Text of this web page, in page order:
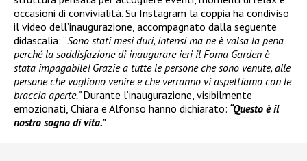
occasioni di convivialità. Su Instagram la coppia ha condiviso
il video dell’inaugurazione, accompagnato dalla seguente
didascalia: “Sono stati mesi duri, intensi ma ne è valsa la pena
perché la soddisfazione di inaugurare ieri il Foma Garden è
stata impagabile! Grazie a tutte le persone che sono venute, alle
persone che vogliono venire e che verranno vi aspettiamo con le
braccia aperte.”Durante l’inaugurazione, visibilmente
emozionati, Chiara e Alfonso hanno dichiarato: “Questo è il
nostro sogno di vita.”